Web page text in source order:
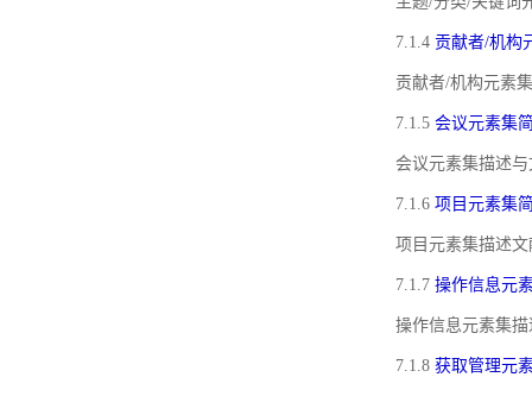
7.1.4 贡献者/机构
贡献者/机构元素
7.1.5 会议元素集
会议元素集描述
7.1.6 项目元素集
项目元素集描述
7.1.7 操作信息元
操作信息元素集
7.1.8 获取管理元